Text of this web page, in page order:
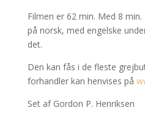
Filmen er 62 min. Med 8
på norsk, med engelske
det.
Den kan fås i de fleste
forhandler kan henvises på
Set af Gordon P. Henriksen